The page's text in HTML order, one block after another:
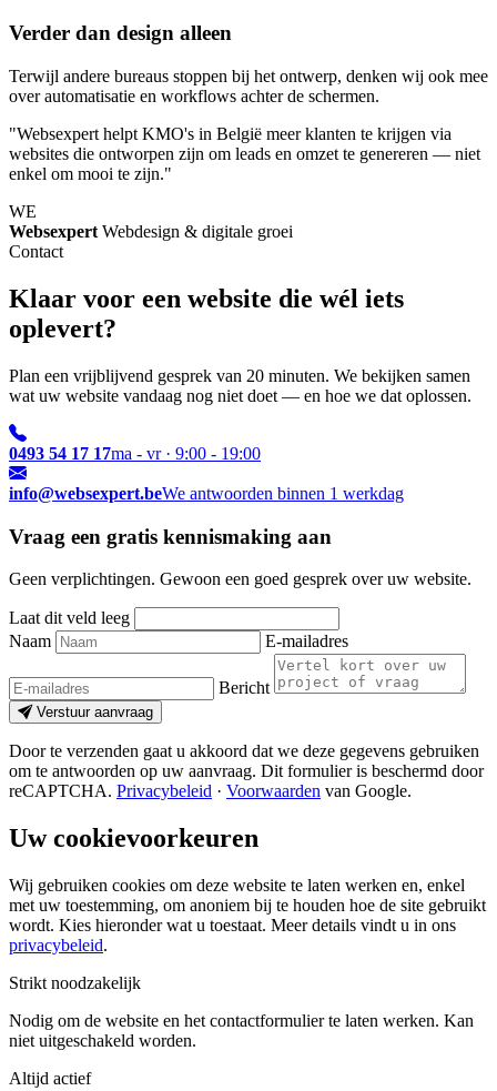
Verder dan design alleen
Terwijl andere bureaus stoppen bij het ontwerp, denken wij ook mee
over automatisatie en workflows achter de schermen.
"Websexpert helpt KMO's in België meer klanten te krijgen via
websites die ontworpen zijn om leads en omzet te genereren — niet
enkel om mooi te zijn."
WE
Websexpert Webdesign & digitale groei
Contact
Klaar voor een website die wél iets
oplevert?
Plan een vrijblijvend gesprek van 20 minuten. We bekijken samen
wat uw website vandaag nog niet doet — en hoe we dat oplossen.
0493 54 17 17ma - vr · 9:00 - 19:00
info@websexpert.beWe antwoorden binnen 1 werkdag
Vraag een gratis kennismaking aan
Geen verplichtingen. Gewoon een goed gesprek over uw website.
Laat dit veld leeg
Naam
E-mailadres
Bericht
Verstuur aanvraag
Door te verzenden gaat u akkoord dat we deze gegevens gebruiken
om te antwoorden op uw aanvraag. Dit formulier is beschermd door
reCAPTCHA. Privacybeleid · Voorwaarden van Google.
Uw cookievoorkeuren
Wij gebruiken cookies om deze website te laten werken en, enkel
met uw toestemming, om anoniem bij te houden hoe de site gebruikt
wordt. Kies hieronder wat u toestaat. Meer details vindt u in ons
privacybeleid.
Strikt noodzakelijk
Nodig om de website en het contactformulier te laten werken. Kan
niet uitgeschakeld worden.
Altijd actief